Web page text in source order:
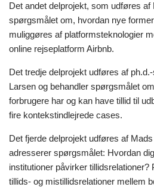
Det andet delprojekt, som udføres
spørgsmålet om, hvordan nye
muliggøres af platformsteknologier
online rejseplatform Airbnb.
Det tredje delprojekt udføres af
Larsen og behandler spørgsmålet
forbrugere har og kan have tillid til
fire kontekstindlejrede cases.
Det fjerde delprojekt udføres af
adresserer spørgsmålet: Hvordan
institutioner påvirker tillidsrelationer?
tillids- og mistillidsrelationer mellem